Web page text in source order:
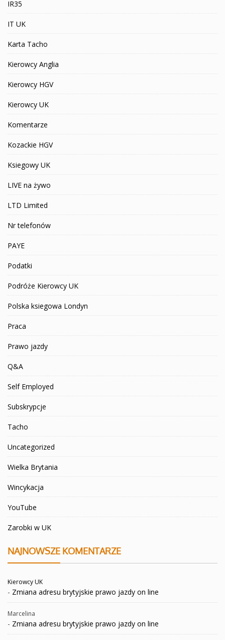
IR35
IT UK
Karta Tacho
Kierowcy Anglia
Kierowcy HGV
Kierowcy UK
Komentarze
Kozackie HGV
Ksiegowy UK
LIVE na żywo
LTD Limited
Nr telefonów
PAYE
Podatki
Podróże Kierowcy UK
Polska ksiegowa Londyn
Praca
Prawo jazdy
Q&A
Self Employed
Subskrypcje
Tacho
Uncategorized
Wielka Brytania
Wincykacja
YouTube
Zarobki w UK
NAJNOWSZE KOMENTARZE
Kierowcy UK
- Zmiana adresu brytyjskie prawo jazdy on line
Marcelina
- Zmiana adresu brytyjskie prawo jazdy on line